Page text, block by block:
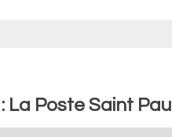
Poste Saint Paul